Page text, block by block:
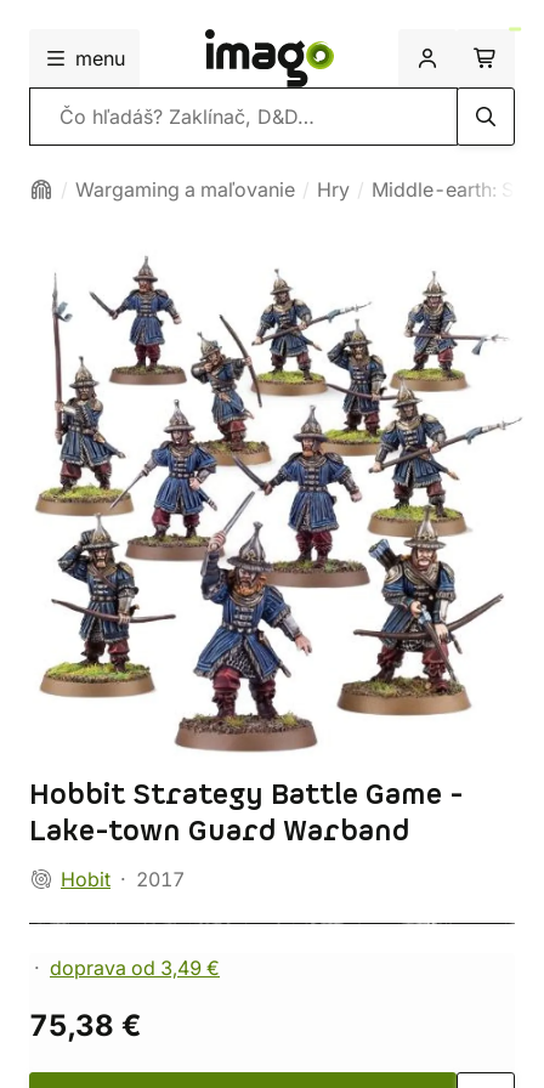
menu
Vyhľadávanie
Wargaming a maľovanie Hry Middle-earth:
Hobbit Strategy Battle Game -
Lake-town Guard Warband
Hobit 2017
doprava od 3,49 €
75,38 €